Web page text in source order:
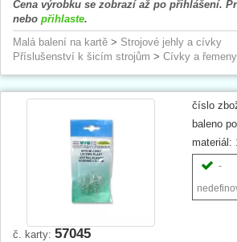
Cena výrobku se zobrazí až po přihlášení.
nebo přihlaste.
Malá balení na kartě > Strojové jehly a cívky
Příslušenství k šicím strojům > Cívky a řemeny
číslo
baleno
materiál:
-
č. karty: 57045